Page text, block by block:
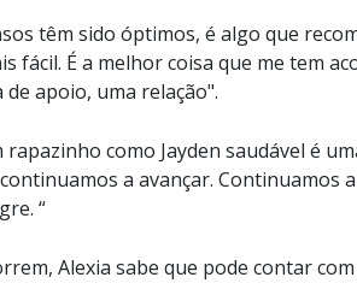
têm sido óptimos, é algo que
fácil. É a melhor coisa que me tem
apoio, uma relação".
como Jayden saudável é
a avançar. Continuamos
“
Alexia sabe que pode contar